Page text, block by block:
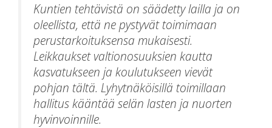
Kuntien tehtävistä on säädetty lailla ja on
oleellista, että ne pystyvät toimimaan
perustarkoituksensa mukaisesti.
Leikkaukset valtionosuuksien kautta
kasvatukseen ja koulutukseen vievät
pohjan tältä. Lyhytnäköisillä toimillaan
hallitus kääntää selän lasten ja nuorten
hyvinvoinnille.